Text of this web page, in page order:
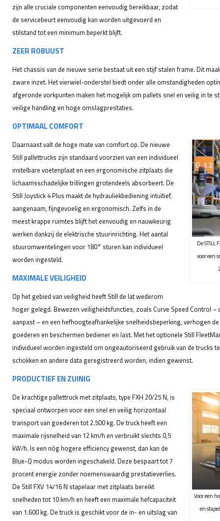
zijn alle cruciale componenten eenvoudig bereikbaar, zodat
de servicebeurt eenvoudig kan worden uitgevoerd en
stilstand tot een minimum beperkt blijft.
ZEER ROBUUST
Het chassis van de nieuwe serie bestaat uit een stijf stalen frame. Dit
zware inzet. Het vierwiel-onderstel biedt onder alle omstandigheden
afgeronde vorkpunten maken het mogelijk om pallets snel en veilig in te
veilige handling en hoge omslagprestaties.
OPTIMAAL COMFORT
De
voor een
Daarnaast valt de hoge mate van comfort op. De nieuwe
Still pallettrucks zijn standaard voorzien van een individueel
instelbare voetenplaat en een ergonomische zitplaats die
lichaamsschadelijke trillingen grotendeels absorbeert. De
Still Joystick 4 Plus maakt de hydrauliekbediening intuïtief,
aangenaam, fijngevoelig en ergonomisch. Zelfs in de
meest krappe ruimtes blijft het eenvoudig en nauwkeurig
werken dankzij de elektrische stuurinrichting. Het aantal
stuuromwentelingen voor 180° sturen kan individueel
worden ingesteld.
MAXIMALE VEILIGHEID
Op het gebied van veiligheid heeft Still de lat wederom
hoger gelegd. Bewezen veiligheidsfuncties, zoals Curve Speed Control
aanpast – en een hefhoogteafhankelijke snelheidsbeperking, verhogen
goederen en beschermen bediener en last. Met het optionele Still
individueel worden ingesteld om ongeautoriseerd gebruik van de trucks
schokken en andere data geregistreerd worden, indien gewenst.
PRODUCTIEF EN ZUINIG
Voor een
en
De krachtige pallettruck met zitplaats, type FXH 20/25 N, is
speciaal ontworpen voor een snel en veilig horizontaal
transport van goederen tot 2.500 kg. De truck heeft een
maximale rijsnelheid van 12 km/h en verbruikt slechts 0,5
kW/h. Is een nóg hogere efficiency gewenst, dan kan de
Blue-Q modus worden ingeschakeld. Deze bespaart tot 7
procent energie zonder noemenswaardig prestatieverlies.
De Still FXV 14/16 N stapelaar met zitplaats bereikt
snelheden tot 10 km/h en heeft een maximale hefcapaciteit
van 1.600 kg. De truck is geschikt voor de in- en uitslag van